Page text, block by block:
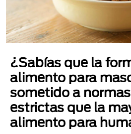
¿Sabías que la
alimento para
sometido a
estrictas que la
alimento para